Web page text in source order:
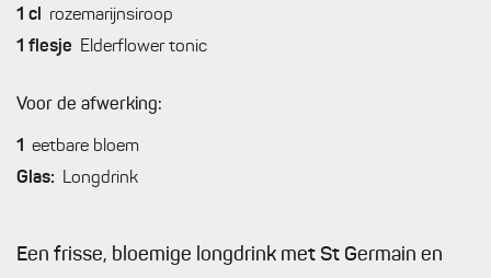
1 cl
rozemarijnsiroop
1 flesje Elderflower tonic
Voor de afwerking:
1
eetbare bloem
Glas:
Longdrink
Een frisse, bloemige longdrink met St Germain en